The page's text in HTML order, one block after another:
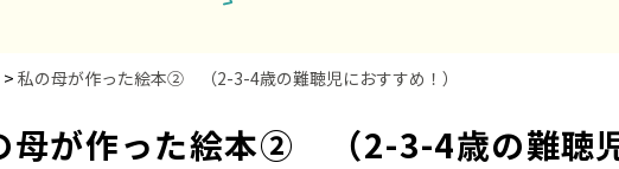
> 私の母が作った絵本② （2-3-4歳の難聴児におすすめ！）
母が作った絵本② （2-3-4歳の難聴児